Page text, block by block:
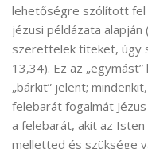
lehetőségre szólított fel
jézusi példázata alapján
szerettelek titeket, úgy
13,34). Ez az
„bárkit” jelent;
felebarát fogalmát
a felebarát, akit az
melletted és szüksége